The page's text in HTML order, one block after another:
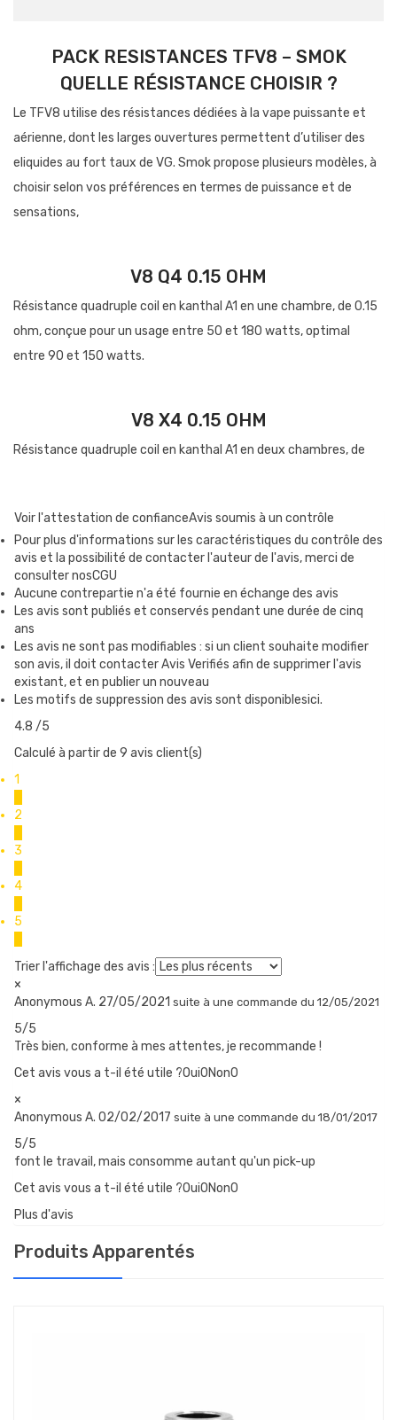
PACK RESISTANCES TFV8 – SMOK
QUELLE RÉSISTANCE CHOISIR ?
Le TFV8 utilise des résistances dédiées à la vape puissante et
aérienne, dont les larges ouvertures permettent d’utiliser des
eliquides au fort taux de VG. Smok propose plusieurs modèles, à
choisir selon vos préférences en termes de puissance et de
sensations,
V8 Q4 0.15 OHM
Résistance quadruple coil en kanthal A1 en une chambre, de 0.15
ohm, conçue pour un usage entre 50 et 180 watts, optimal
entre 90 et 150 watts.
V8 X4 0.15 OHM
Résistance quadruple coil en kanthal A1 en deux chambres, de
V8 T8 0.15 OHM
Résistance octuple coil en kanthal A1 en quatre chambres, de
0.15 ohm, conçue pour un usage entre 50 et 260 watts, optimal
entre 120 et 180 watts.
QUAND CHANGER UNE RÉSISTANCE ?
Les saveurs sont moins bien exprimées
Un goût de brûlé se fait parfois sentir
La résistance et le coton sont encrassés
Dévissez ensuite la résistance usagée de la base
Amorcez votre nouvelle résistance, en déposant 7 à 8 gouttes
de e-liquide sur le coton, dans la résistance.
Vissez ensuite la résistance à son emplacement, puis remontez
Voir l'attestation de confianceAvis soumis à un contrôle
Pour plus d'informations sur les caractéristiques du contrôle des
avis et la possibilité de contacter l'auteur de l'avis, merci de
consulter nosCGU
Aucune contrepartie n'a été fournie en échange des avis
Les avis sont publiés et conservés pendant une durée de cinq
ans
Les avis ne sont pas modifiables : si un client souhaite modifier
son avis, il doit contacter Avis Verifiés afin de supprimer l'avis
existant, et en publier un nouveau
Les motifs de suppression des avis sont disponiblesici.
4.8 /5
Calculé à partir de 9 avis client(s)
1
2
3
4
5
Trier l'affichage des avis :
×
Anonymous A. 27/05/2021 suite à une commande du 12/05/2021
5/5
Très bien, conforme à mes attentes, je recommande !
Cet avis vous a t-il été utile ?Oui0Non0
×
Anonymous A. 02/02/2017 suite à une commande du 18/01/2017
5/5
font le travail, mais consomme autant qu'un pick-up
Cet avis vous a t-il été utile ?Oui0Non0
Plus d'avis
Produits Apparentés